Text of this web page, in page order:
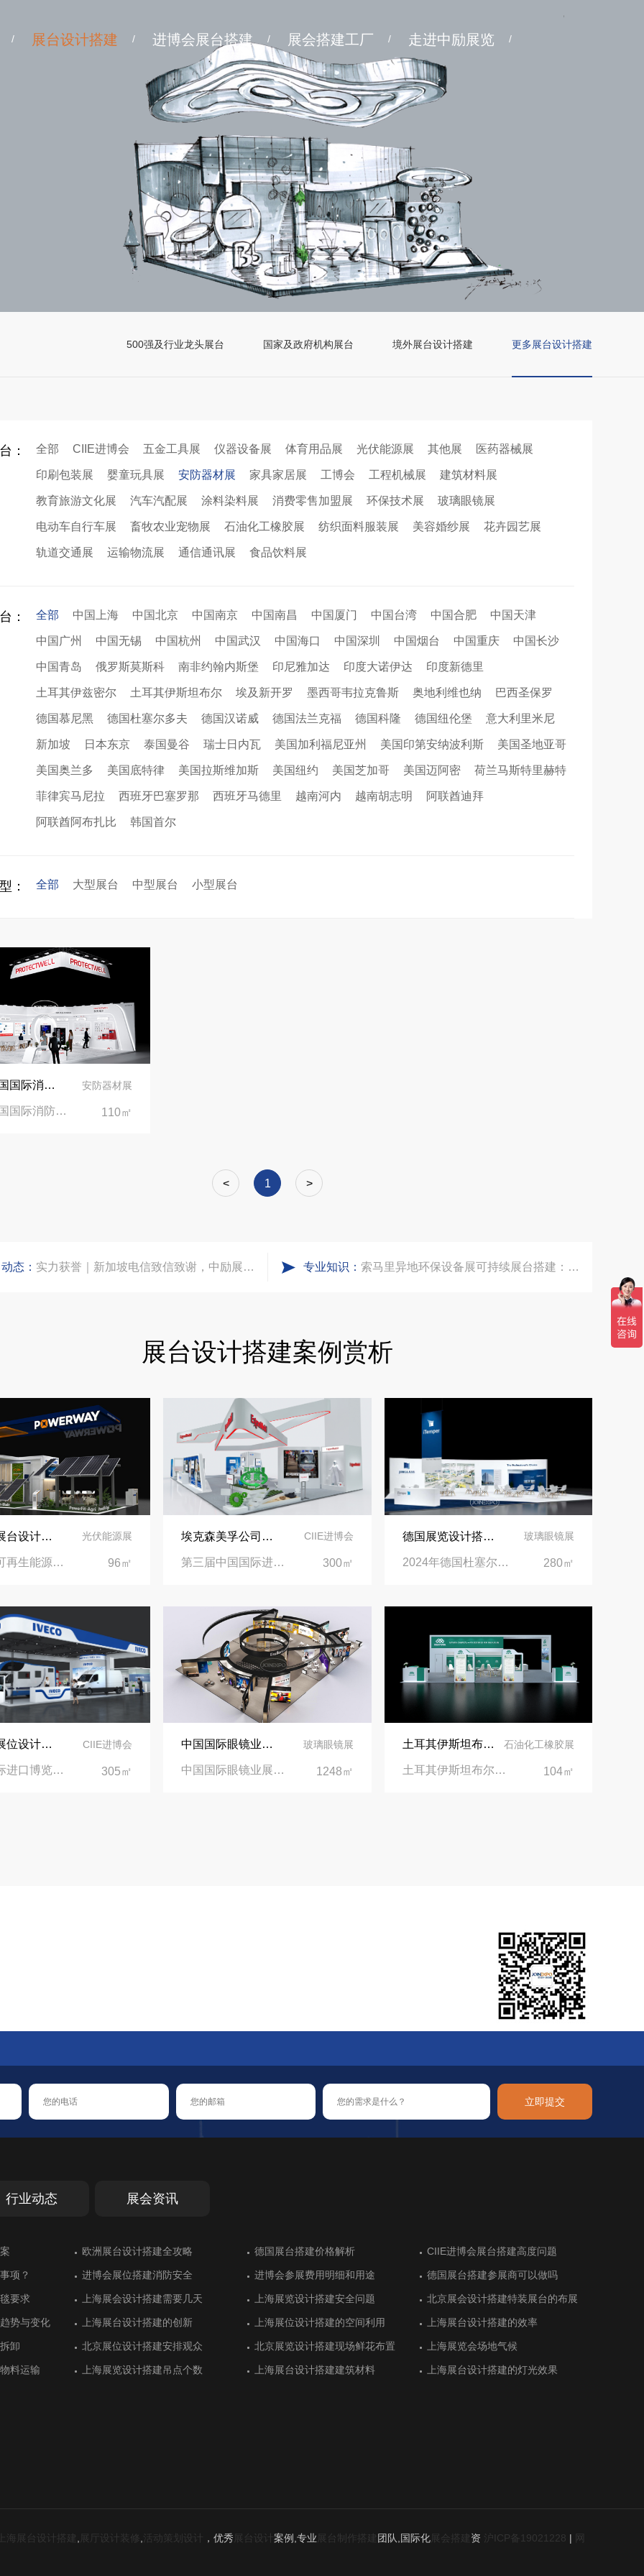
/ 展台设计搭建 / 进博会展台搭建 / 展会搭建工厂 / 走进中励展览 /
500强及行业龙头展台 国家及政府机构展台 境外展台设计搭建 更多展台设计搭建
： 全部 CIIE进博会 五金工具展 仪器设备展 体育用品展 光伏能源展 其他展 医药器械展
印刷包装展 婴童玩具展 安防器材展 家具家居展 工博会 工程机械展 建筑材料展
教育旅游文化展 汽车汽配展 涂料染料展 消费零售加盟展 环保技术展 玻璃眼镜展
电动车自行车展 畜牧农业宠物展 石油化工橡胶展 纺织面料服装展 美容婚纱展 花卉园艺展
轨道交通展 运输物流展 通信通讯展 食品饮料展
： 全部 中国上海 中国北京 中国南京 中国南昌 中国厦门 中国台湾 中国合肥 中国天津
中国广州 中国无锡 中国杭州 中国武汉 中国海口 中国深圳 中国烟台 中国重庆 中国长沙
中国青岛 俄罗斯莫斯科 南非约翰内斯堡 印尼雅加达 印度大诺伊达 印度新德里
土耳其伊兹密尔 土耳其伊斯坦布尔 埃及新开罗 墨西哥韦拉克鲁斯 奥地利维也纳 巴西圣保罗
德国慕尼黑 德国杜塞尔多夫 德国汉诺威 德国法兰克福 德国科隆 德国纽伦堡 意大利里米尼
新加坡 日本东京 泰国曼谷 瑞士日内瓦 美国加利福尼亚州 美国印第安纳波利斯 美国圣地亚哥
美国奥兰多 美国底特律 美国拉斯维加斯 美国纽约 美国芝加哥 美国迈阿密 荷兰马斯特里赫特
菲律宾马尼拉 西班牙巴塞罗那 西班牙马德里 越南河内 越南胡志明 阿联酋迪拜
阿联酋阿布扎比 韩国首尔
： 全部 大型展台 中型展台 小型展台
2025中国国际消防设备技术交流展览会展台设计搭建公司 安防器材展
2025中国国际消防设备技术交流展览会|中国国际展览中心（顺义新馆） 110㎡
< 1 >
态： 粽情端午，展梦申城
五一劳动节｜致敬每一份耕耘，共赴会展新征程
实力加冕｜中励展览入选第四届链博会推荐搭建施工服务商名录
再获殊荣！中励展览荣获世界制药原料中国展可持续金奖
看得见的品质：人民网对中励展览的采访报道
专业知识： 乌兹别克斯坦展会搭建服务厂家怎么选？避开行业乱象，实地工厂服务商才是参展标配
拓展新市场：不得不学的境外展览会参展指南
展台设计搭建案例赏析
意大利展台设计搭建-保威新能源在意大利里米尼会展中心推出最新产品-中励展览设计策划公司 光伏能源展
意大利可再生能源展览会|意大利里米尼会展中心 96㎡
埃克森美孚公司在第三届进博会上展示非凡的展台搭建设计 CIIE进博会
第三届中国国际进口博览会|国家会展中心 300㎡
德国展览设计搭建 | 见证精工登场玻璃工业展览会 Glasstec 2024 玻璃眼镜展
2024年德国杜塞尔多夫玻璃工业展览会Glasstec|德国杜塞尔多夫会展中心 280㎡
依维柯展位设计在第二届进博会上吸引万千瞩目 CIIE进博会
中国国际进口博览会CIIE|上海国家会展中心 305㎡
中国国际眼镜业展览会（SIOF）‌展台设计搭建-眼镜业巨头依视路陆逊梯卡 玻璃眼镜展
中国国际眼镜业展览会|上海新国际博览中心‌ 1248㎡
土耳其伊斯坦布尔展台设计丨美思德创新产品，打造聚氨酯行业标杆 石油化工橡胶展
土耳其伊斯坦布尔聚氨酯展Putech Eurasia|土耳其国际会展中心 104㎡
立即提交
行业动态 展会资讯
诺威交通运输 德国斯图加特工业工程领展台搭建
土耳其伊斯坦布尔展台设计让展会成
德国科隆美容美发健康展览前的展台
荐
间美学
位设计
计
意大利米兰展台设计有特色的汽车行
法国里昂国际食品展览会展览设计
土耳其安卡拉酒店设备展展台设计需
建
建
欧洲展台设计搭建全攻略 德国展台搭建价格解析 CIIE进博会展台搭建高度问题
项？ 进博会展位搭建消防安全 进博会参展费用明细和用途 德国展台搭建参展商可以做吗
要求 上海展会设计搭建需要几天 上海展览设计搭建安全问题 北京展会设计搭建特装展台的布展
势与变化 上海展台设计搭建的创新 上海展位设计搭建的空间利用 上海展台设计搭建的效率
卸 北京展位设计搭建安排观众 北京展览设计搭建现场鲜花布置 上海展览会场地气候
料运输 上海展览设计搭建吊点个数 上海展台设计搭建建筑材料 上海展台设计搭建的灯光效果
放异彩 乌兹别克斯坦展台设计别具一格 绿色展台设计让新加坡参展热情高涨 阿根廷高水平的展位设计搭建
果 墨西哥展位搭建设计获得好评 阿根廷展位搭建体现绿色农业特色 猪肉联盟展位搭建顺利完工
充分 华普光电工业风展位设计 宏瑞达用展台设计衬托最新产品 E-star能源的展位设计气场十足
计 迪洛家具展台设计同样具有奢华感 致为化工展位搭建有序完工 恒光大简洁展台设计留住客户
新靓丽 珐玛珈集团注重展位设计效果 大海光伏重视展台搭建设计效果 上市公司三柏硕展台设计传递健康
有特色 厦门润金垣展台设计吸引观众驻足 广州汇桐集团旗下公司展台设计
错过的展会
德国斯图加特橡胶展展台搭建中对防
德国埃森家居用品和装饰品展展台搭
德国汉诺威木材加工机械展展台搭建
建
业展台设计搭 意大利里米尼值得参加的展会盘点 土耳其伊斯坦布尔老牌展位设计
土耳其安卡拉值得体验的展台设计搭
设计
诺威交通运输 德国斯图加特工业工程领展台搭建
土耳其伊斯坦布尔展台设计让展会成
德国科隆美容美发健康展览前的展台
荐
间美学
位设计
计
意大利米兰展台设计有特色的汽车行
法国里昂国际食品展览会展览设计
土耳其安卡拉酒店设备展展台设计需
建
建
欧洲展台设计搭建全攻略 德国展台搭建价格解析 CIIE进博会展台搭建高度问题
项？ 进博会展位搭建消防安全 进博会参展费用明细和用途 德国展台搭建参展商可以做吗
要求 上海展会设计搭建需要几天 上海展览设计搭建安全问题 北京展会设计搭建特装展台的布展
势与变化 上海展台设计搭建的创新 上海展位设计搭建的空间利用 上海展台设计搭建的效率
卸 北京展位设计搭建安排观众 北京展览设计搭建现场鲜花布置 上海展览会场地气候
料运输 上海展览设计搭建吊点个数 上海展台设计搭建建筑材料 上海展台设计搭建的灯光效果
海展台设计搭建 展厅设计装修 活动策划设计 ，优秀 展台设计案例,专业 展台制作搭建 团队,国际化 展会搭建 资 沪ICP备19021228 | 网